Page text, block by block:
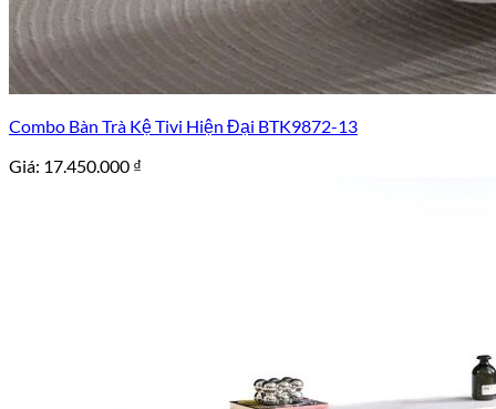
Combo Bàn Trà Kệ Tivi Hiện Đại BTK9872-13
Giá: 17.450.000 ₫